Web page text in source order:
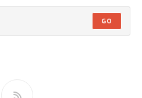
GO